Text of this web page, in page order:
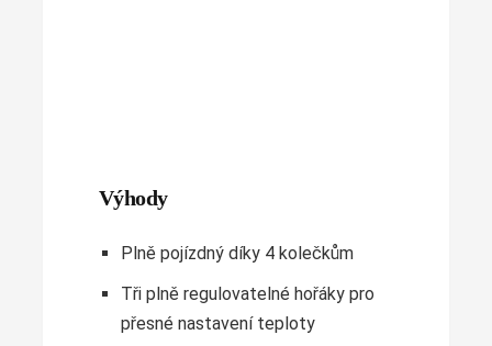
Výhody
Plně pojízdný díky 4 kolečkům
Tři plně regulovatelné hořáky pro
přesné nastavení teploty